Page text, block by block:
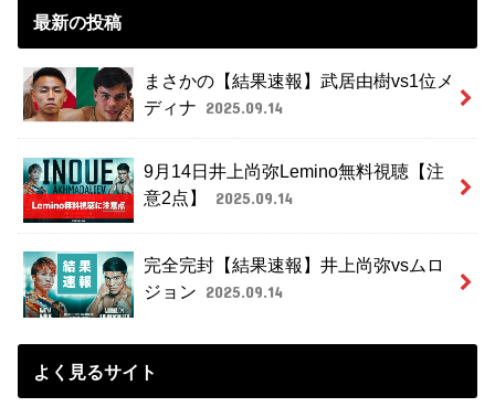
最新の投稿
まさかの【結果速報】武居由樹vs1位メ
ディナ 2025.09.14
9月14日井上尚弥Lemino無料視聴【注
意2点】
2025.09.14
完全完封【結果速報】井上尚弥vsムロ
ジョン 2025.09.14
よく見るサイト